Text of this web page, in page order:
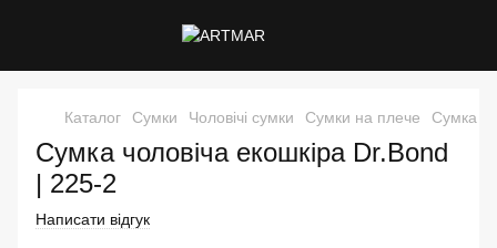
Каталог Сумки Чоловічі сумки Сумки на плече Сумка
Сумка чоловіча екошкіра Dr.Bond
| 225-2
Написати відгук